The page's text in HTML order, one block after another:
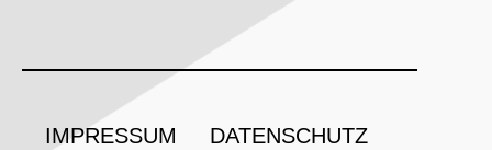
IMPRESSUM
DATENSCHUTZ